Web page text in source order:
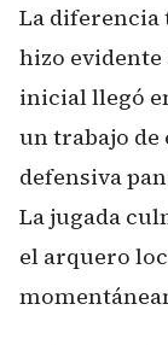
La diferencia
hizo
inicial llegó
un trabajo de
defensiva
La jugada
el arquero